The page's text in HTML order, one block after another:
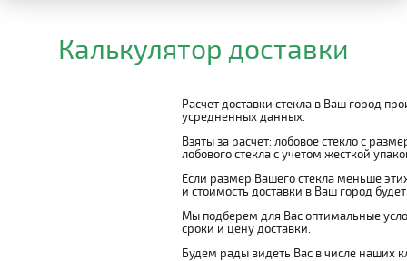
Калькулятор доставки
Расчет доставки стекла в Ваш город
усредненных данных.
Взяты за расчет: лобовое стекло с
лобового стекла с учетом жесткой
Если размер Вашего стекла меньше
и стоимость доставки в Ваш город
Мы подберем для Вас оптимальные
сроки и цену доставки.
Будем рады видеть Вас в числе наших